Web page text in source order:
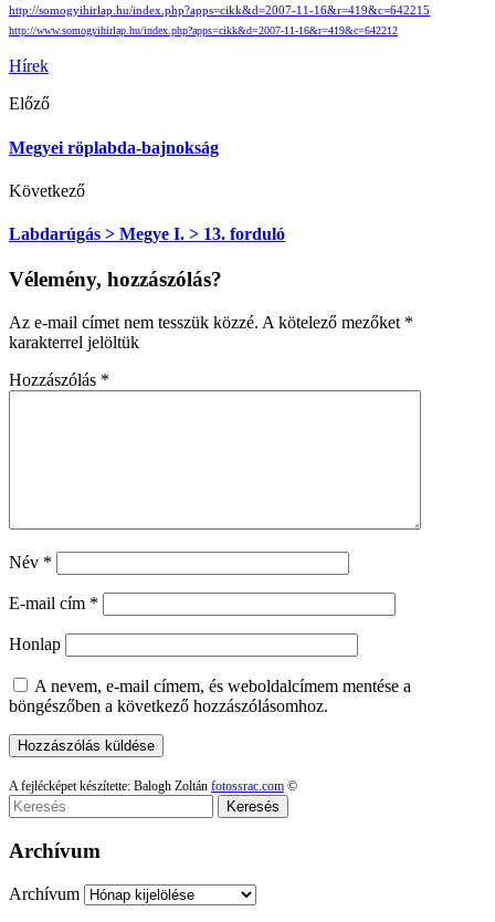
http://somogyihirlap.hu/index.php?apps=cikk&d=2007-11-16&r=419&c=642215
http://www.somogyihirlap.hu/index.php?apps=cikk&d=2007-11-16&r=419&c=642212
Hírek
Előző
Megyei röplabda-bajnokság
Következő
Labdarúgás > Megye I. > 13. forduló
Vélemény, hozzászólás?
Az e-mail címet nem tesszük közzé. A kötelező mezőket *
karakterrel jelöltük
Hozzászólás *
Név *
E-mail cím *
Honlap
A nevem, e-mail címem, és weboldalcímem mentése a
böngészőben a következő hozzászólásomhoz.
A fejlécképet készítette: Balogh Zoltán fotossrac.com ©
Keresés
Archívum
Archívum